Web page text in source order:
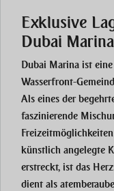
Exklusive
Dubai Marina
Dubai Marina ist
Wasserfront-
Als eines der
faszinierende
künstlich angelegte
erstreckt, ist das
dient als